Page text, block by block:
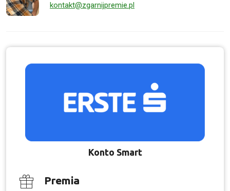
kontakt@zgarnijpremie.pl
Konto Smart
Premia